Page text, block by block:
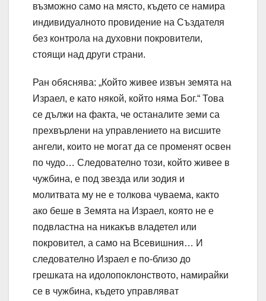
възможно само на място, където се намира
индивидуалното провидение на Създателя
без контрола на духовни покровители,
стоящи над други страни.
Ран обяснява: „Който живее извън земята на
Израел, е като някой, който няма Бог.“ Това
се дължи на факта, че останалите земи са
прехвърлени на управлението на висшите
ангели, които не могат да се променят освен
по чудо… Следователно този, който живее в
чужбина, е под звезда или зодия и
молитвата му не е толкова чуваема, както
ако беше в Земята на Израел, която не е
подвластна на никакъв владетел или
покровител, а само на Всевишния… И
следователно Израел е по-близо до
грешката на идолопоклонството, намирайки
се в чужбина, където управляват